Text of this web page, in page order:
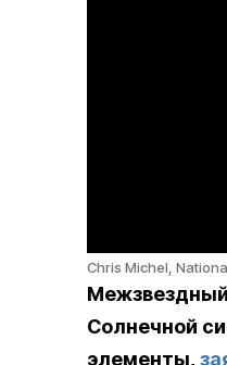
Chris Michel,
Солнечной
элементы,